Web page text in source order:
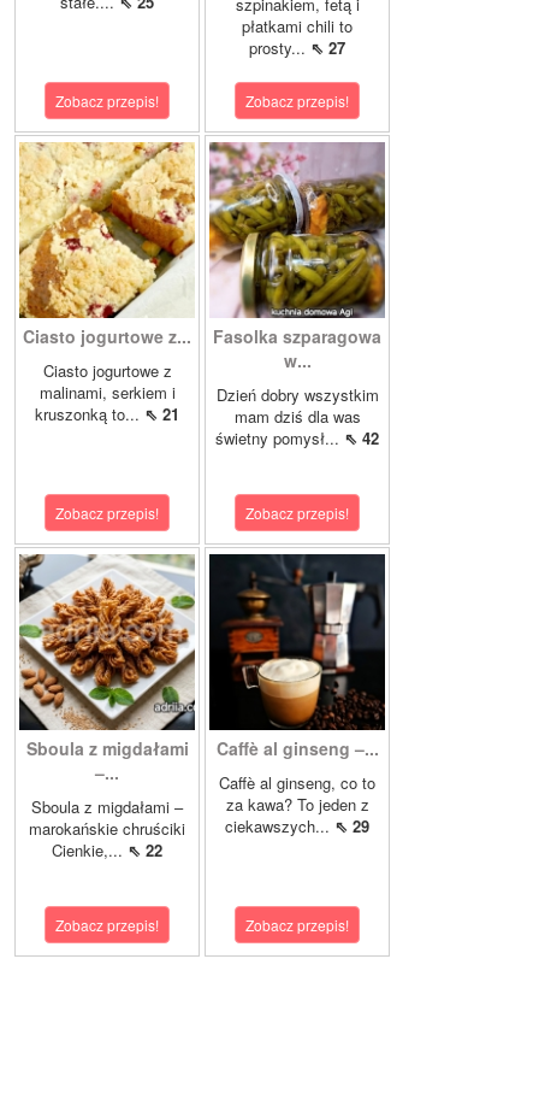
Zobacz przepis!
szpinakiem, fetą i
płatkami chili to
prosty... ⇖ 27
Zobacz przepis!
Ciasto jogurtowe z...
Ciasto jogurtowe z
malinami, serkiem i
kruszonką to... ⇖ 21
Zobacz przepis!
Fasolka szparagowa
w...
Dzień dobry wszystkim
mam dziś dla was
świetny pomysł... ⇖ 42
Zobacz przepis!
Sboula z migdałami
–...
Sboula z migdałami –
marokańskie chruściki
Cienkie,... ⇖ 22
Zobacz przepis!
Caffè al ginseng –...
Caffè al ginseng, co to
za kawa? To jeden z
ciekawszych... ⇖ 29
Zobacz przepis!